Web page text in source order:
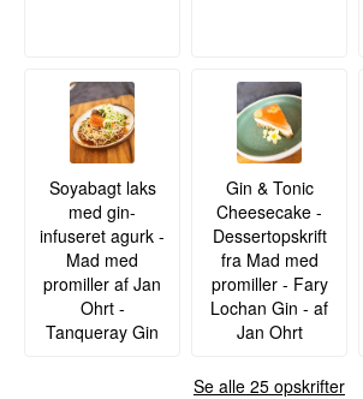
Soyabagt laks
med gin-
infuseret agurk -
Mad med
promiller af Jan
Ohrt -
Tanqueray Gin
Gin & Tonic
Cheesecake -
Dessertopskrift
fra Mad med
promiller - Fary
Lochan Gin - af
Jan Ohrt
Se alle 25 opskrifter